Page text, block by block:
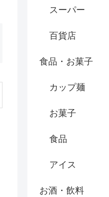
スーパー
百貨店
食品・お菓子
カップ麺
お菓子
食品
アイス
お酒・飲料